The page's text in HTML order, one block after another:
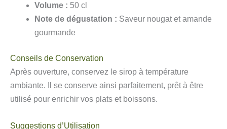
Volume : 50 cl
Note de dégustation : Saveur nougat et amande
gourmande
Conseils de Conservation
Après ouverture, conservez le sirop à température
ambiante. Il se conserve ainsi parfaitement, prêt à être
utilisé pour enrichir vos plats et boissons.
Suggestions d’Utilisation